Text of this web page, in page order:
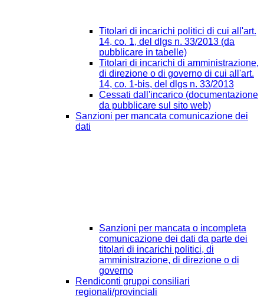
Titolari di incarichi politici di cui all'art.
14, co. 1, del dlgs n. 33/2013 (da
pubblicare in tabelle)
Titolari di incarichi di amministrazione,
di direzione o di governo di cui all'art.
14, co. 1-bis, del dlgs n. 33/2013
Cessati dall'incarico (documentazione
da pubblicare sul sito web)
Sanzioni per mancata comunicazione dei
dati
Sanzioni per mancata o incompleta
comunicazione dei dati da parte dei
titolari di incarichi politici, di
amministrazione, di direzione o di
governo
Rendiconti gruppi consiliari
regionali/provinciali